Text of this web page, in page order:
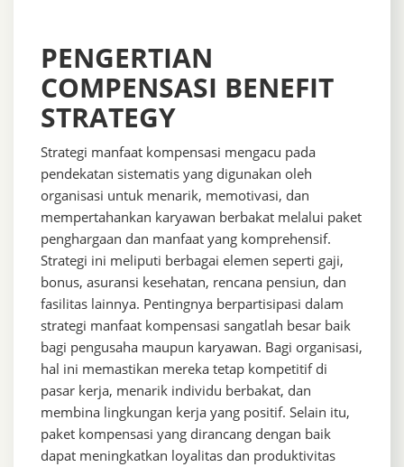
PENGERTIAN
COMPENSASI BENEFIT
STRATEGY
Strategi manfaat kompensasi mengacu pada
pendekatan sistematis yang digunakan oleh
organisasi untuk menarik, memotivasi, dan
mempertahankan karyawan berbakat melalui paket
penghargaan dan manfaat yang komprehensif.
Strategi ini meliputi berbagai elemen seperti gaji,
bonus, asuransi kesehatan, rencana pensiun, dan
fasilitas lainnya. Pentingnya berpartisipasi dalam
strategi manfaat kompensasi sangatlah besar baik
bagi pengusaha maupun karyawan. Bagi organisasi,
hal ini memastikan mereka tetap kompetitif di
pasar kerja, menarik individu berbakat, dan
membina lingkungan kerja yang positif. Selain itu,
paket kompensasi yang dirancang dengan baik
dapat meningkatkan loyalitas dan produktivitas